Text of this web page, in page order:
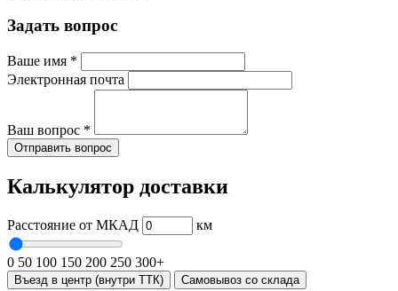
Задать вопрос
Ваше имя *
Электронная почта
Ваш вопрос *
Отправить вопрос
Калькулятор доставки
Расстояние от МКАД км
0 50 100 150 200 250 300+
Въезд в центр (внутри ТТК) Самовывоз со склада